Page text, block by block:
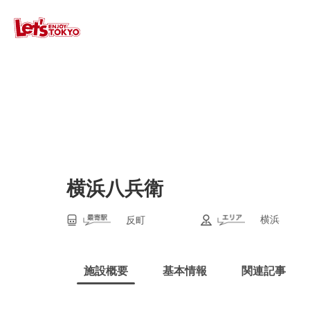
横浜八兵衛
反町 横浜
施設概要 基本情報 関連記事